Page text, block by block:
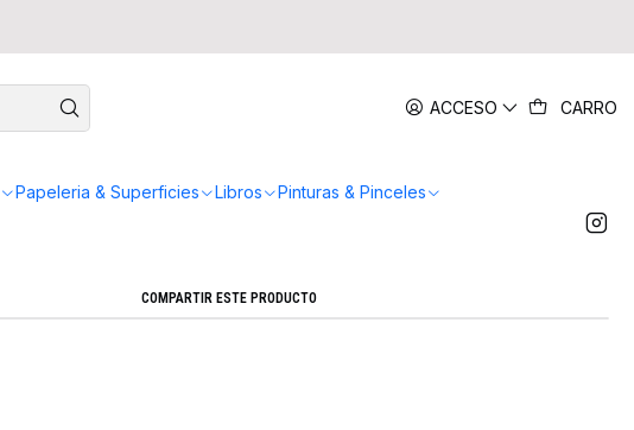
ACCESO CARRO
Papeleria & Superficies Libros Pinturas & Pinceles
Pack Acrilicos Fluor 30ml
Agregar a la lista de favoritos
COMPARTIR ESTE PRODUCTO